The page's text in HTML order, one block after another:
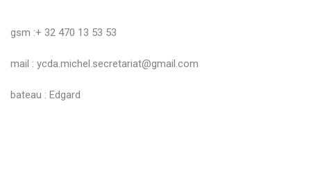
gsm :+ 32 470 13 53 53
mail : ycda.michel.secretariat@gmail.com
bateau : Edgard